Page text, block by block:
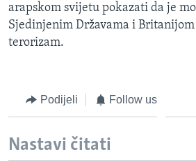
Jezici
arapskom svijetu pokazati da je
Sjedinjenim Državama i
terorizam.
Podijeli Follow us
Nastavi čitati